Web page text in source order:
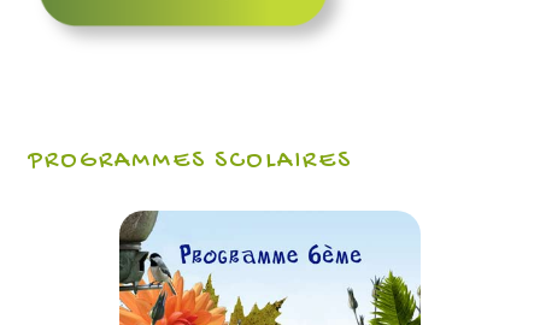
PROGRAMMES SCOLAIRES